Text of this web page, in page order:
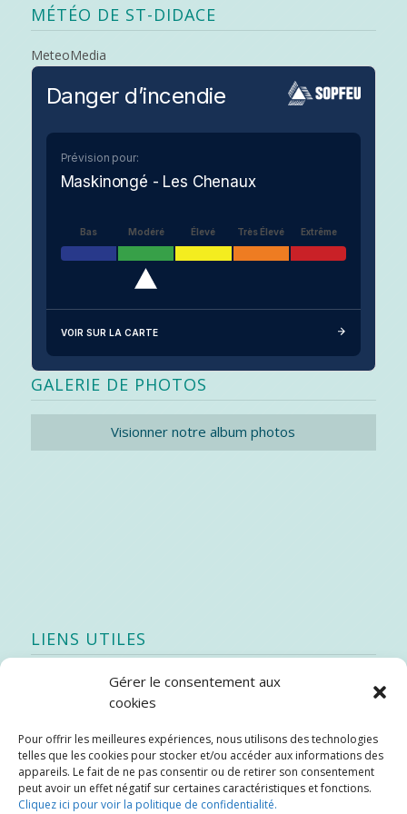
Gérer le consentement aux
cookies
Pour offrir les meilleures expériences, nous utilisons des technologies
telles que les cookies pour stocker et/ou accéder aux informations des
appareils. Le fait de ne pas consentir ou de retirer son consentement
peut avoir un effet négatif sur certaines caractéristiques et fonctions.
Cliquez ici pour voir la politique de confidentialité.
MÉTÉO DE ST-DIDACE
MeteoMedia
Danger d’incendie
Prévision pour:
Maskinongé - Les Chenaux
Bas Modéré Élevé Très Élevé Extrême
VOIR SUR LA CARTE
GALERIE DE PHOTOS
Visionner notre album photos
LIENS UTILES
Quoi de neuf
Stratégie québécoise d’économie d’eau potable
Bibliothèque
Météo locale